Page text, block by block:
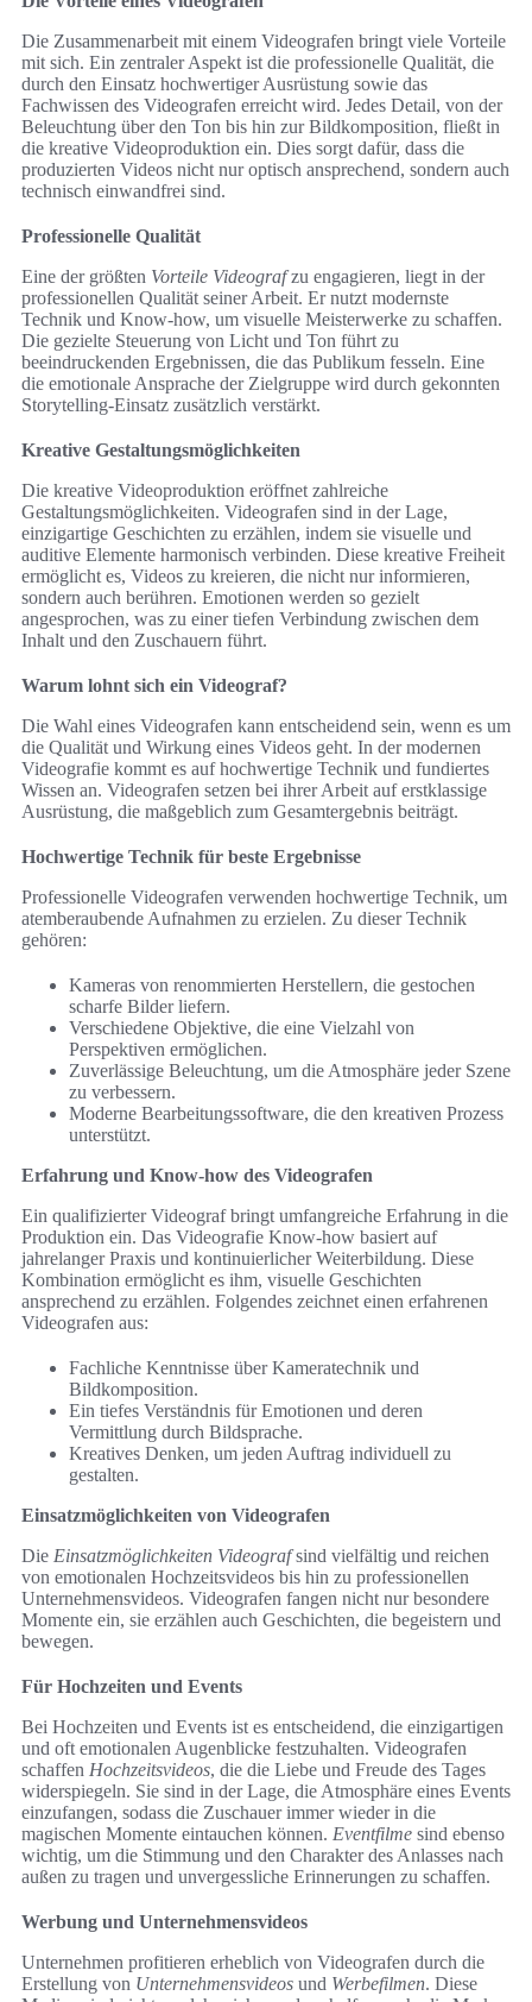
Die Zusammenarbeit mit einem Videografen bringt viele Vorteile
mit sich. Ein zentraler Aspekt ist die professionelle Qualität, die
durch den Einsatz hochwertiger Ausrüstung sowie das
Fachwissen des Videografen erreicht wird. Jedes Detail, von der
Beleuchtung über den Ton bis hin zur Bildkomposition, fließt in
die kreative Videoproduktion ein. Dies sorgt dafür, dass die
produzierten Videos nicht nur optisch ansprechend, sondern auch
technisch einwandfrei sind.
Professionelle Qualität
Eine der größten Vorteile Videografzu engagieren, liegt in der
professionellen Qualität seiner Arbeit. Er nutzt modernste
Technik und Know-how, um visuelle Meisterwerke zu schaffen.
Die gezielte Steuerung von Licht und Ton führt zu
beeindruckenden Ergebnissen, die das Publikum fesseln. Eine
die emotionale Ansprache der Zielgruppe wird durch gekonnten
Storytelling-Einsatz zusätzlich verstärkt.
Kreative Gestaltungsmöglichkeiten
Die kreative Videoproduktion eröffnet zahlreiche
Gestaltungsmöglichkeiten. Videografen sind in der Lage,
einzigartige Geschichten zu erzählen, indem sie visuelle und
auditive Elemente harmonisch verbinden. Diese kreative Freiheit
ermöglicht es, Videos zu kreieren, die nicht nur informieren,
sondern auch berühren. Emotionen werden so gezielt
angesprochen, was zu einer tiefen Verbindung zwischen dem
Inhalt und den Zuschauern führt.
Warum lohnt sich ein Videograf?
Die Wahl eines Videografen kann entscheidend sein, wenn es um
die Qualität und Wirkung eines Videos geht. In der modernen
Videografie kommt es auf hochwertige Technik und fundiertes
Wissen an. Videografen setzen bei ihrer Arbeit auf erstklassige
Ausrüstung, die maßgeblich zum Gesamtergebnis beiträgt.
Hochwertige Technik für beste Ergebnisse
Professionelle Videografen verwenden hochwertige Technik, um
atemberaubende Aufnahmen zu erzielen. Zu dieser Technik
gehören:
Kameras von renommierten Herstellern, die gestochen
scharfe Bilder liefern.
Verschiedene Objektive, die eine Vielzahl von
Perspektiven ermöglichen.
Zuverlässige Beleuchtung, um die Atmosphäre jeder Szene
zu verbessern.
Moderne Bearbeitungssoftware, die den kreativen Prozess
unterstützt.
Erfahrung und Know-how des Videografen
Ein qualifizierter Videograf bringt umfangreiche Erfahrung in die
Produktion ein. Das Videografie Know-how basiert auf
jahrelanger Praxis und kontinuierlicher Weiterbildung. Diese
Kombination ermöglicht es ihm, visuelle Geschichten
ansprechend zu erzählen. Folgendes zeichnet einen erfahrenen
Videografen aus:
Fachliche Kenntnisse über Kameratechnik und
Bildkomposition.
Ein tiefes Verständnis für Emotionen und deren
Vermittlung durch Bildsprache.
Kreatives Denken, um jeden Auftrag individuell zu
gestalten.
Einsatzmöglichkeiten von Videografen
Die Einsatzmöglichkeiten Videografsind vielfältig und reichen
von emotionalen Hochzeitsvideos bis hin zu professionellen
Unternehmensvideos. Videografen fangen nicht nur besondere
Momente ein, sie erzählen auch Geschichten, die begeistern und
bewegen.
Für Hochzeiten und Events
Bei Hochzeiten und Events ist es entscheidend, die einzigartigen
und oft emotionalen Augenblicke festzuhalten. Videografen
schaffen Hochzeitsvideos, die die Liebe und Freude des Tages
widerspiegeln. Sie sind in der Lage, die Atmosphäre eines Events
einzufangen, sodass die Zuschauer immer wieder in die
magischen Momente eintauchen können. Eventfilme sind ebenso
wichtig, um die Stimmung und den Charakter des Anlasses nach
außen zu tragen und unvergessliche Erinnerungen zu schaffen.
Werbung und Unternehmensvideos
Unternehmen profitieren erheblich von Videografen durch die
Erstellung von Unternehmensvideos und Werbefilmen. Diese